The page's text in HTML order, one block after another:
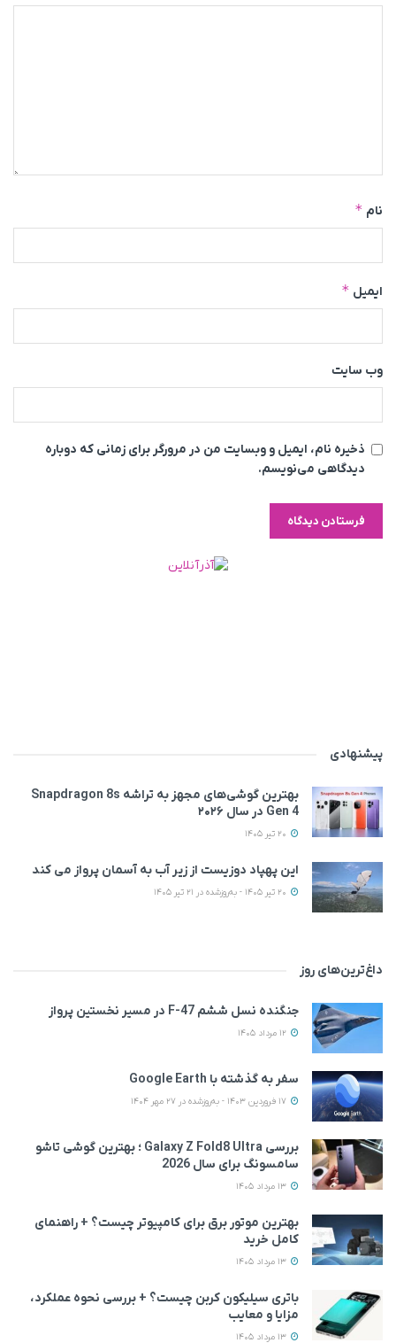
نام *
ایمیل *
وب‌ سایت
ذخیره نام، ایمیل و وبسایت من در مرورگر برای زمانی که دوباره
دیدگاهی می‌نویسم.
پیشنهادی
بهترین گوشی‌های مجهز به تراشه Snapdragon 8s
Gen 4 در سال ۲۰۲۶
این پهپاد دوزیست از زیر آب به آسمان پرواز می‌ کند
داغ‌ترین‌های روز
جنگنده نسل ششم F-47 در مسیر نخستین پرواز
سفر به گذشته با Google Earth
بررسی Galaxy Z Fold8 Ultra ؛ بهترین گوشی تاشو
سامسونگ برای سال 2026
بهترین موتور برق برای کامپیوتر چیست؟ + راهنمای
کامل خرید
باتری سیلیکون کربن چیست؟ + بررسی نحوه عملکرد،
مزایا و معایب